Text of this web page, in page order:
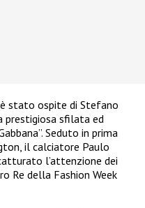
stato ospite di Stefano
prestigiosa sfilata ed
Seduto in prima
il calciatore Paulo
l’attenzione dei
Re della Fashion Week